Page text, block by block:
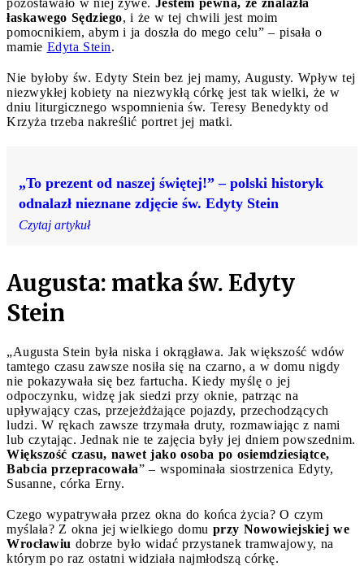
łaskawego Sędziego, i że w tej chwili jest moim
pomocnikiem, abym i ja doszła do mego celu” – pisała o
mamie Edyta Stein.
Nie byłoby św. Edyty Stein bez jej mamy, Augusty. Wpływ tej
niezwykłej kobiety na niezwykłą córkę jest tak wielki, że w
dniu liturgicznego wspomnienia św. Teresy Benedykty od
Krzyża trzeba nakreślić portret jej matki.
„To prezent od naszej świętej!” – polski historyk
odnalazł nieznane zdjęcie św. Edyty Stein
Czytaj artykuł
Augusta: matka św. Edyty
Stein
„Augusta Stein była niska i okrągława. Jak większość wdów
tamtego czasu zawsze nosiła się na czarno, a w domu nigdy
nie pokazywała się bez fartucha. Kiedy myślę o jej
odpoczynku, widzę jak siedzi przy oknie, patrząc na
upływający czas, przejeżdżające pojazdy, przechodzących
ludzi. W rękach zawsze trzymała druty, rozmawiając z nami
lub czytając. Jednak nie te zajęcia były jej dniem powszednim.
Większość czasu, nawet jako osoba po osiemdziesiątce,
Babcia przepracowała” – wspominała siostrzenica Edyty,
Susanne, córka Erny.
Czego wypatrywała przez okna do końca życia? O czym
myślała? Z okna jej wielkiego domu przy Nowowiejskiej we
Wrocławiu dobrze było widać przystanek tramwajowy, na
którym po raz ostatni widziała najmłodszą córkę.